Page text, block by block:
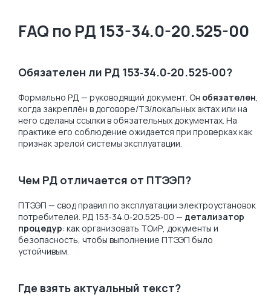
FAQ по РД 153-34.0-20.525-00
Обязателен ли РД 153‑34.0‑20.525‑00?
Формально РД — руководящий документ. Он обязателен,
когда закреплён в договоре/ТЗ/локальных актах или на
него сделаны ссылки в обязательных документах. На
практике его соблюдение ожидается при проверках как
признак зрелой системы эксплуатации.
Чем РД отличается от ПТЭЭП?
ПТЭЭП — свод правил по эксплуатации электроустановок
потребителей. РД 153‑34.0‑20.525‑00 — детализатор
процедур: как организовать ТОиР, документы и
безопасность, чтобы выполнение ПТЭЭП было
устойчивым.
Где взять актуальный текст?